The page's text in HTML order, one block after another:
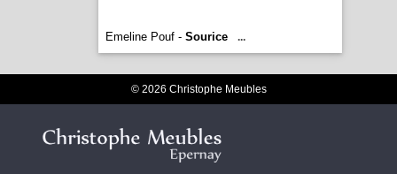
Emeline Pouf - Sourice ...
© 2026 Christophe Meubles